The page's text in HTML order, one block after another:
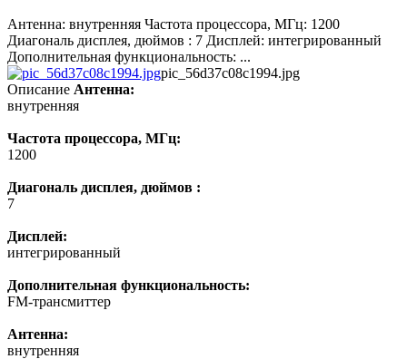
Антенна: внутренняя Частота процессора, МГц: 1200
Диагональ дисплея, дюймов : 7 Дисплей: интегрированный
Дополнительная функциональность: ...
pic_56d37c08c1994.jpg
Описание Антенна:
внутренняя
Частота процессора, МГц:
1200
Диагональ дисплея, дюймов :
7
Дисплей:
интегрированный
Дополнительная функциональность:
FM-трансмиттер
Антенна:
внутренняя